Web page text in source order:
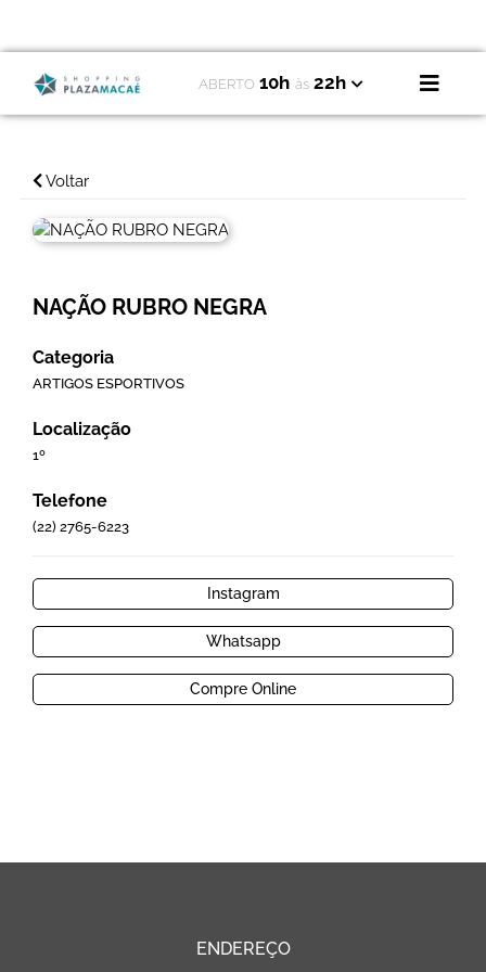
ABERTO 10h às 22h
Voltar
NAÇÃO RUBRO NEGRA
Categoria
ARTIGOS ESPORTIVOS
Localização
1º
Telefone
(22) 2765-6223
Instagram
Whatsapp
Compre Online
ENDEREÇO